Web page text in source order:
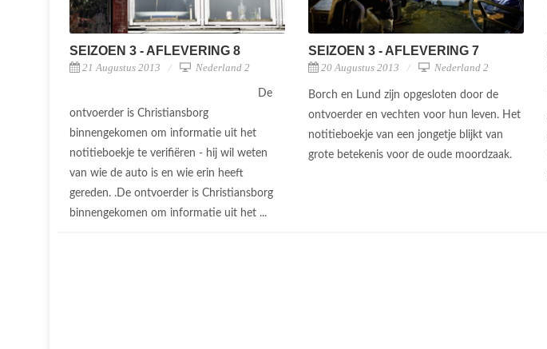
SEIZOEN 3 - AFLEVERING 8
21 Augustus 2013 Nederland 2
De
ontvoerder is Christiansborg
binnengekomen om informatie uit het
notitieboekje te verifiëren - hij wil weten
van wie de auto is en wie erin heeft
gereden. .De ontvoerder is Christiansborg
binnengekomen om informatie uit het ...
SEIZOEN 3 - AFLEVERING 7
20 Augustus 2013 Nederland 2
Borch en Lund zijn opgesloten door de
ontvoerder en vechten voor hun leven. Het
notitieboekje van een jongetje blijkt van
grote betekenis voor de oude moordzaak.